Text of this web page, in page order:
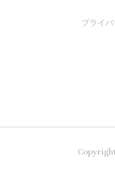
プライ